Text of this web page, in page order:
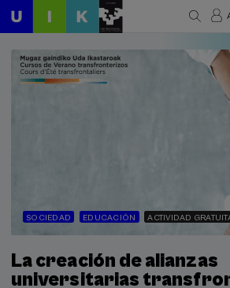
SOCIEDAD EDUCACIÓN ACTIVIDAD
La creación de alianzas
universitarias